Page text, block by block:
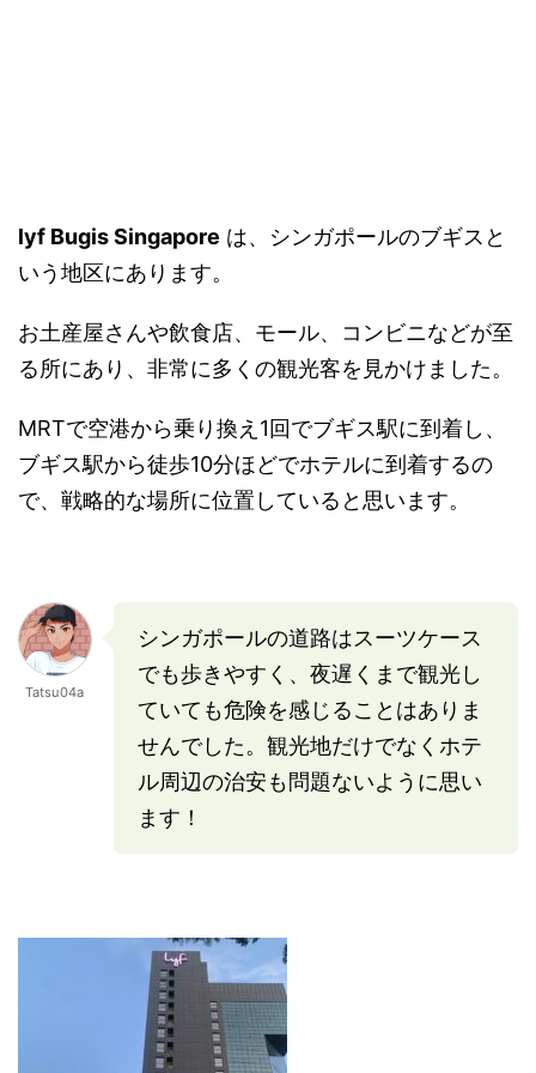
lyf Bugis Singapore は、シンガポールのブギスと
いう地区にあります。
お土産屋さんや飲食店、モール、コンビニなどが至
る所にあり、非常に多くの観光客を見かけました。
MRTで空港から乗り換え1回でブギス駅に到着し、
ブギス駅から徒歩10分ほどでホテルに到着するの
で、戦略的な場所に位置していると思います。
Tatsu04a
シンガポールの道路はスーツケース
でも歩きやすく、夜遅くまで観光し
ていても危険を感じることはありま
せんでした。観光地だけでなくホテ
ル周辺の治安も問題ないように思い
ます！